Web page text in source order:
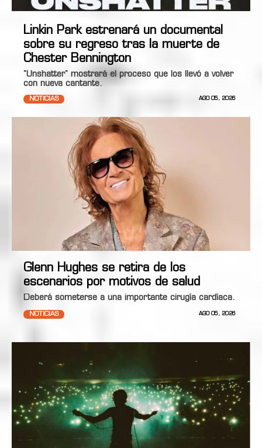
Linkin Park estrenará un documental
sobre su regreso tras la muerte de
Chester Bennington
"Unshatter" mostrará el proceso que los llevó a volver
con nueva cantante.
NOTICIAS AGO 05, 2026
Glenn Hughes se retira de los
escenarios por motivos de salud
Deberá someterse a una importante cirugía cardíaca.
NOTICIAS AGO 05, 2026